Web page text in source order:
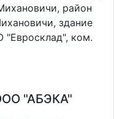
район
здание
"Евросклад", ком.
"АБЭКА"